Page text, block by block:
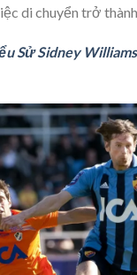
di chuyển trở thành
Sử Sidney